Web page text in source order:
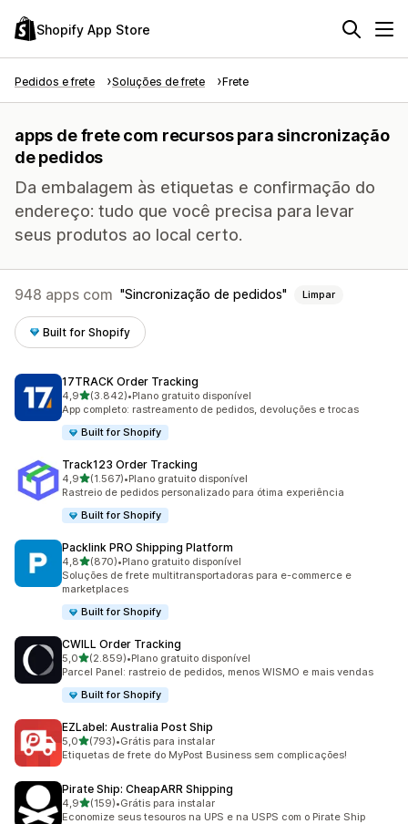
Shopify App Store
Pedidos e frete Soluções de frete Frete
apps de frete com recursos para sincronização
de pedidos
Da embalagem às etiquetas e confirmação do
endereço: tudo que você precisa para levar
seus produtos ao local certo.
948 apps com Sincronização de pedidos Limpar
Built for Shopify
17TRACK Order Tracking
4,9de 5 estrelas
(3.842)
3842 avaliações ao todo
•Plano gratuito disponível
App completo: rastreamento de pedidos, devoluções e trocas
Built for Shopify
Track123 Order Tracking
4,9de 5 estrelas
(1.567)
1567 avaliações ao todo
•Plano gratuito disponível
Rastreio de pedidos personalizado para ótima experiência
Built for Shopify
Packlink PRO Shipping Platform
4,8de 5 estrelas
(870)
870 avaliações ao todo
•Plano gratuito disponível
Soluções de frete multitransportadoras para e-commerce e
marketplaces
Built for Shopify
CWILL Order Tracking
5,0de 5 estrelas
(2.859)
2859 avaliações ao todo
•Plano gratuito disponível
Parcel Panel: rastreio de pedidos, menos WISMO e mais vendas
Built for Shopify
EZLabel: Australia Post Ship
5,0de 5 estrelas
(793)
793 avaliações ao todo
•Grátis para instalar
Etiquetas de frete do MyPost Business sem complicações!
Pirate Ship: CheapARR Shipping
4,9de 5 estrelas
(159)
159 avaliações ao todo
•Grátis para instalar
Economize seus tesouros na UPS e na USPS com o Pirate Ship